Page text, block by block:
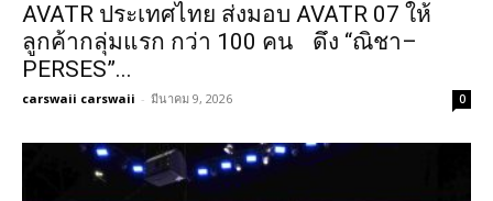
AVATR ประเทศไทย ส่งมอบ AVATR 07 ให้
ลูกค้ากลุ่มแรก กว่า 100 คน ดึง “ณิชา–
PERSES”...
carswaii carswaii - มีนาคม 9, 2026 0